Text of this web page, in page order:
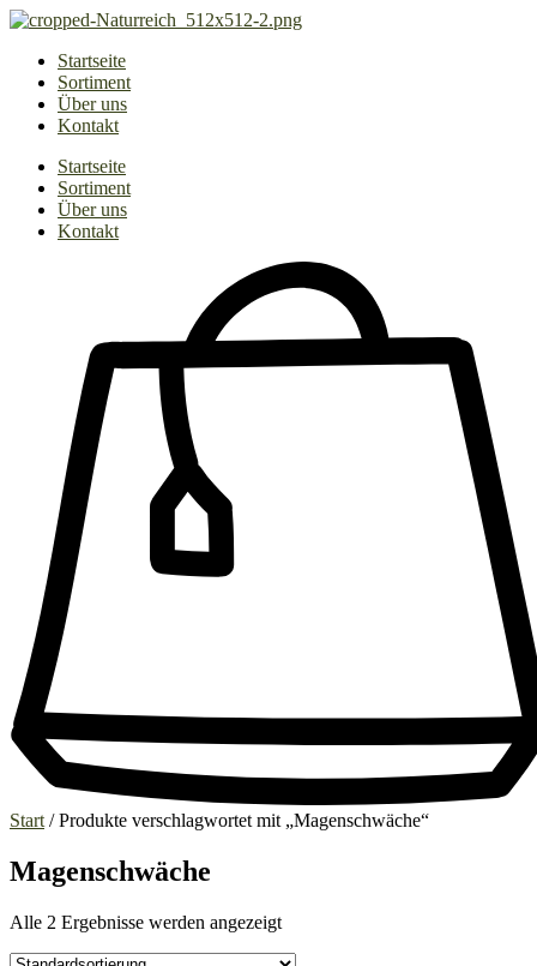
Zum
springenStartseite
Sortiment
Über uns
Kontakt
Startseite
Sortiment
Über uns
Kontakt
Start / Produkte verschlagwortet mit „Magenschwäche“
Magenschwäche
Alle 2 Ergebnisse werden angezeigt